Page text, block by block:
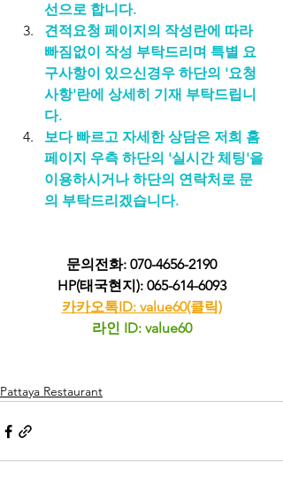
선으로 합니다.
견적요청 페이지의 작성란에 따라
빠짐없이 작성 부탁드리며 특별 요
구사항이 있으신경우 하단의 '요청
사항'란에 상세히 기재 부탁드립니
다.
보다 빠르고 자세한 상담은 저희 홈
페이지 우측 하단의 '실시간 체팅'을
이용하시거나 하단의 연락처로 문
의 부탁드리겠습니다.
문의전화: 070-4656-2190
HP(태국현지): 065-614-6093
카카오톡ID: value60(클릭)
라인 ID: value60
Pattaya Restaurant